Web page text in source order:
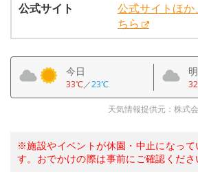
公式サイト
公式サイトほか
ちら
今日
33℃／23℃
天気情報提供元：株式
※施設やイベントが休園・中止になって
す。おでかけの際は事前にご確認くださ